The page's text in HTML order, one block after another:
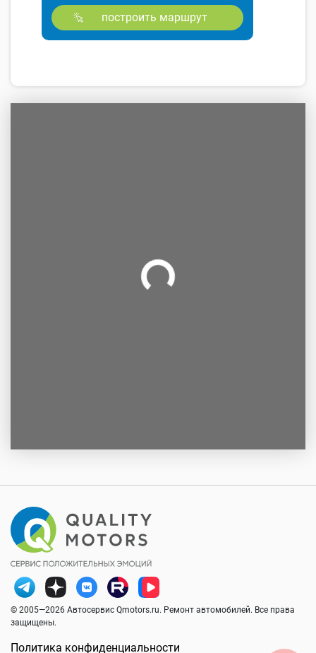
построить маршрут
© 2005—2026 Автосервис Qmotors.ru. Ремонт автомобилей. Все права
защищены.
Политика конфиденциальности